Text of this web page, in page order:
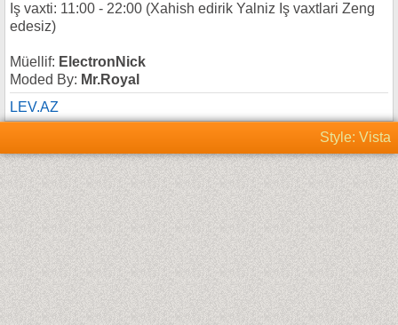
Iş vaxti: 11:00 - 22:00 (Xahish edirik Yalniz Iş vaxtlari Zeng
edesiz)
Müellif: ElectronNick
Moded By: Mr.Royal
LEV.AZ
Style: Vista